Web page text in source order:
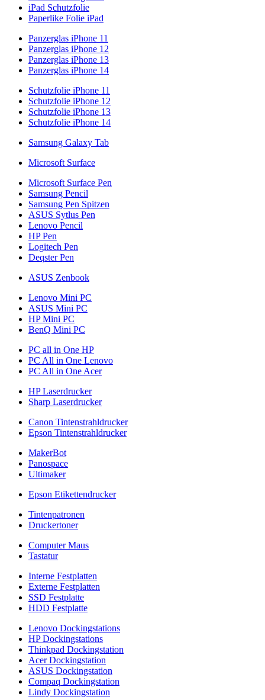
iPad Schutzfolie
Paperlike Folie iPad
Panzerglas iPhone 11
Panzerglas iPhone 12
Panzerglas iPhone 13
Panzerglas iPhone 14
Schutzfolie iPhone 11
Schutzfolie iPhone 12
Schutzfolie iPhone 13
Schutzfolie iPhone 14
Samsung Galaxy Tab
Microsoft Surface
Microsoft Surface Pen
Samsung Pencil
Samsung Pen Spitzen
ASUS Sytlus Pen
Lenovo Pencil
HP Pen
Logitech Pen
Deqster Pen
ASUS Zenbook
Lenovo Mini PC
ASUS Mini PC
HP Mini PC
BenQ Mini PC
PC all in One HP
PC All in One Lenovo
PC All in One Acer
HP Laserdrucker
Sharp Laserdrucker
Canon Tintenstrahldrucker
Epson Tintenstrahldrucker
MakerBot
Panospace
Ultimaker
Epson Etikettendrucker
Tintenpatronen
Druckertoner
Computer Maus
Tastatur
Interne Festplatten
Externe Festplatten
SSD Festplatte
HDD Festplatte
Lenovo Dockingstations
HP Dockingstations
Thinkpad Dockingstation
Acer Dockingstation
ASUS Dockingstation
Compaq Dockingstation
Lindy Dockingstation